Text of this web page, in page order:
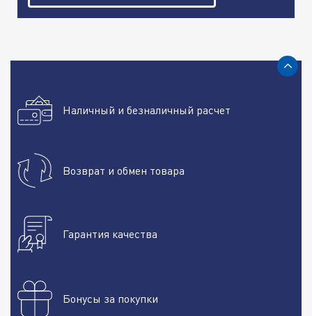
Наличный и безналичный расчет
Возврат и обмен товара
Гарантия качества
Бонусы за покупки